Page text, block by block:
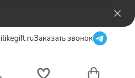
Заказать звонок